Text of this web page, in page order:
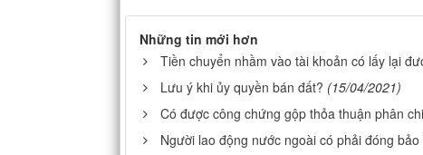
Những tin mới hơn
Tiền chuyển nhầm vào tài khoản có lấy lại
Lưu ý khi ủy quyền bán đất? (15/04/2021)
Có được công chứng gộp thỏa thuận phân
Người lao động nước ngoài có phải đóng